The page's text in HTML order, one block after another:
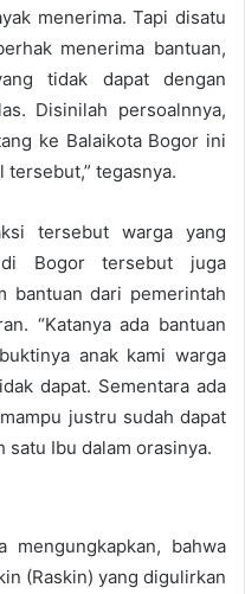
menerima. Tapi disatu
menerima bantuan,
tidak dapat dengan
Disinilah persoalnnya,
ke Balaikota Bogor ini
tersebut,” tegasnya.
tersebut warga yang
Bogor tersebut juga
bantuan dari pemerintah
“Katanya ada bantuan
anak kami warga
dapat. Sementara ada
justru sudah dapat
satu Ibu dalam orasinya.
bahwa
(Raskin) yang digulirkan